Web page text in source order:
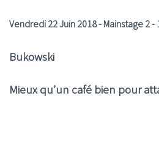
Vendredi 22 Juin 2018 - Mainstage 2 -
Bukowski
Mieux qu’un café bien pour